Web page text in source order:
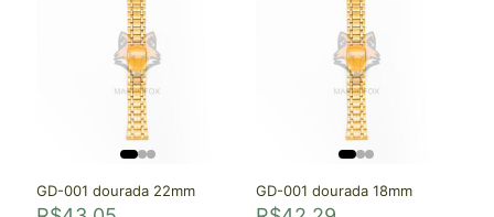
GD-001 dourada 22mm GD-001 dourada 18mm